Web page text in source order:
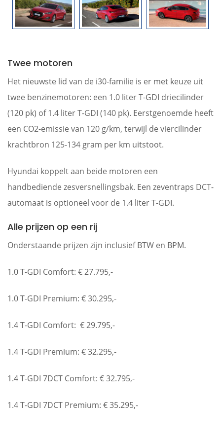
Twee motoren
Het nieuwste lid van de i30-familie is er met keuze uit
twee benzinemotoren: een 1.0 liter T-GDI driecilinder
(120 pk) of 1.4 liter T-GDI (140 pk). Eerstgenoemde heeft
een CO2-emissie van 120 g/km, terwijl de viercilinder
krachtbron 125-134 gram per km uitstoot.
Hyundai koppelt aan beide motoren een
handbediende zesversnellingsbak. Een zeventraps DCT-
automaat is optioneel voor de 1.4 liter T-GDI.
Alle prijzen op een rij
Onderstaande prijzen zijn inclusief BTW en BPM.
1.0 T-GDI Comfort: € 27.795,-
1.0 T-GDI Premium: € 30.295,-
1.4 T-GDI Comfort: € 29.795,-
1.4 T-GDI Premium: € 32.295,-
1.4 T-GDI 7DCT Comfort: € 32.795,-
1.4 T-GDI 7DCT Premium: € 35.295,-